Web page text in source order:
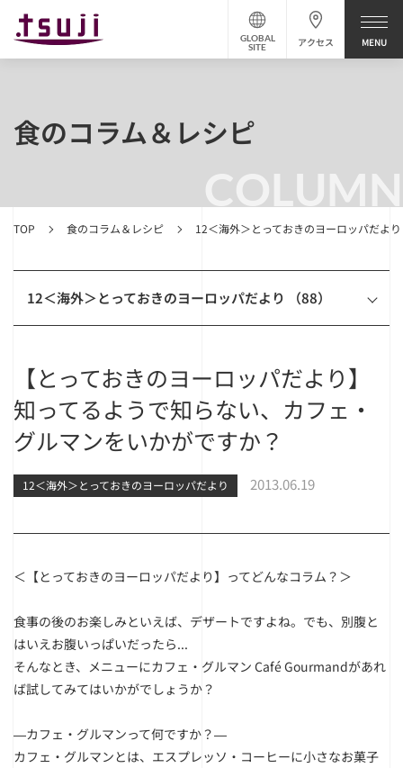
アクセス
GLOBAL
SITE
COLUMN
TOP 食のコラム＆レシピ 12＜海外＞とっておきのヨーロッパだより
食のコラム＆レシピ
12＜海外＞とっておきのヨーロッパだより （88）
【とっておきのヨーロッパだより】
知ってるようで知らない、カフェ・
グルマンをいかがですか？
12＜海外＞とっておきのヨーロッパだより 2013.06.19
＜【とっておきのヨーロッパだより】ってどんなコラム？＞
食事の後のお楽しみといえば、デザートですよね。でも、別腹と
はいえお腹いっぱいだったら...
そんなとき、メニューにカフェ・グルマン Café Gourmandがあれ
ば試してみてはいかがでしょうか？
―カフェ・グルマンって何ですか？―
カフェ・グルマンとは、エスプレッソ・コーヒーに小さなお菓子